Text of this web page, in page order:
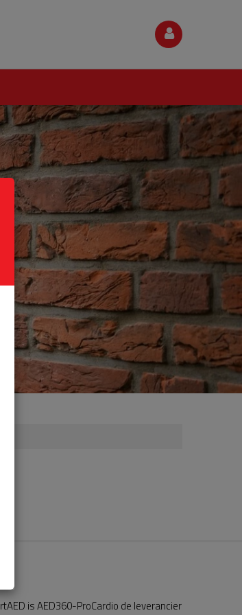
is AED360-ProCardio de leverancier